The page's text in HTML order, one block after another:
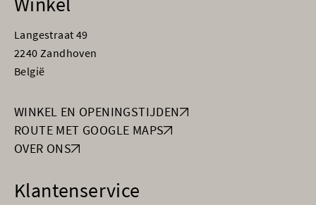
Langestraat 49
2240 Zandhoven
België
WINKEL EN OPENINGSTIJDEN
ROUTE MET GOOGLE MAPS
OVER ONS
Klantenservice